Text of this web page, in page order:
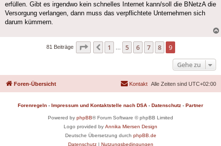
erfüllen. Gibt es irgendwo kein schnelles Internet kann/soll die BNetzA die
Versorgung verlangen, dann muss das verpflichtete Unternehmen sich
darum kümmern.
81 Beiträge Seite von 9
Vorherige
1 5 6 7 8
9
Gehe zu
Foren-Übersicht Alle Zeiten sind UTC+02:00
Kontakt
Forenregeln - Impressum und Kontaktstelle nach DSA - Datenschutz - Partner
Powered by phpBB® Forum Software © phpBB Limited
Logo provided by Annika Miersen Design
Deutsche Übersetzung durch phpBB.de
Datenschutz| Nutzungsbedingungen